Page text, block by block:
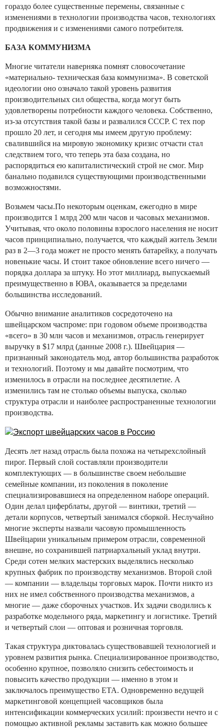
гораздо более существенные перемены, связанные с
изменениями в технологии производства часов, технологиях
продвижения и с изменениями самого потребителя.
БАЗА КОММУНИЗМА
Многие читатели наверняка помнят словосочетание
«материально- техническая база коммунизма». В советской
идеологии оно означало такой уровень развития
производительных сил общества, когда могут быть
удовлетворены потребности каждого человека. Собственно,
из-за отсутствия такой базы и развалился СССР. С тех пор
прошло 20 лет, и сегодня мы имеем другую проблему:
свалившийся на мировую экономику кризис отчасти стал
следствием того, что теперь эта база создана, но
распорядиться ею капиталистический строй не смог. Мир
банально подавился существующими производственными
возможностями.
Возьмем часы.По некоторым оценкам, ежегодно в мире
производится 1 млрд 200 млн часов и часовых механизмов.
Учитывая, что около половины взрослого населения не носит
часов принципиально, получается, что каждый житель Земли
раз в 2—3 года может не просто менять батарейку, а получать
новенькие часы. И стоит такое обновление всего ничего —
порядка доллара за штуку. Но этот миллиард, выпускаемый
преимущественно в ЮВА, оказывается за пределами
большинства исследований.
Обычно внимание аналитиков сосредоточено на
швейцарском часпроме: при годовом объеме производства
«всего» в 30 млн часов и механизмов, отрасль генерирует
выручку в $17 млрд (данные 2008 г.). Швейцария —
признанный законодатель мод, автор большинства разработок
и технологий. Поэтому и мы давайте посмотрим, что
изменилось в отрасли на последнее десятилетие. А
изменились там не столько объемы выпуска, сколько
структура отрасли и наиболее распространенные технологии
производства.
Десять лет назад отрасль была похожа на четырехслойный
пирог. Первый слой составляли производители
комплектующих — в большинстве своем небольшие
семейные компании, из поколения в поколение
специализировавшиеся на определенном наборе операций.
Один делал циферблаты, другой — винтики, третий —
детали корпусов, четвертый занимался сборкой. Неслучайно
многие эксперты назвали часовую промышленность
Швейцарии уникальным примером отрасли, современной
внешне, но сохранившей патриархальный уклад внутри.
Среди сотен мелких мастерских выделялись несколько
крупных фабрик по производству механизмов. Второй слой
— компании — владельцы торговых марок. Почти никто из
них не имел собственного производства механизмов, а
многие — даже сборочных участков. Их задачи сводились к
разработке модельного ряда, маркетингу и логистике. Третий
и четвертый слои — оптовая и розничная торговля.
Такая структура диктовалась существовавшей технологией и
уровнем развития рынка. Специализированное производство,
особенно крупное, позволяло снизить себестоимость и
повысить качество продукции — именно в этом и
заключалось преимущество ЕТА. Одновременно ведущей
маркетинговой концепцией часовщиков была
интенсификации коммерческих усилий: произвести нечто и с
помощью активной рекламы заставить как можно большее